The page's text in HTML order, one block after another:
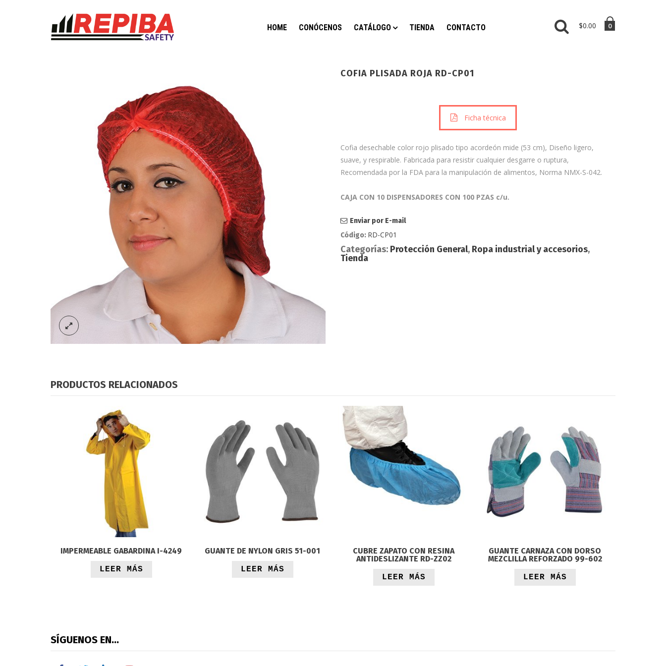
HOME CONÓCENOS CATÁLOGO TIENDA CONTACTO 0
$0.00
COFIA PLISADA ROJA RD-CP01
Ficha técnica
Cofia desechable color rojo plisado tipo acordeón mide (53 cm), Diseño ligero,
suave, y respirable. Fabricada para resistir cualquier desgarre o ruptura,
Recomendada por la FDA para la manipulación de alimentos, Norma NMX-S-042.
CAJA CON 10 DISPENSADORES CON 100 PZAS c/u.
Enviar por E-mail
Código: RD-CP01
Categorías: Protección General, Ropa industrial y accesorios,
Tienda
PRODUCTOS RELACIONADOS
IMPERMEABLE GABARDINA I-4249
LEER MÁS
GUANTE DE NYLON GRIS 51-001
LEER MÁS
CUBRE ZAPATO CON RESINA
ANTIDESLIZANTE RD-ZZ02
LEER MÁS
GUANTE CARNAZA CON DORSO
MEZCLILLA REFORZADO 99-602
LEER MÁS
SÍGUENOS EN…